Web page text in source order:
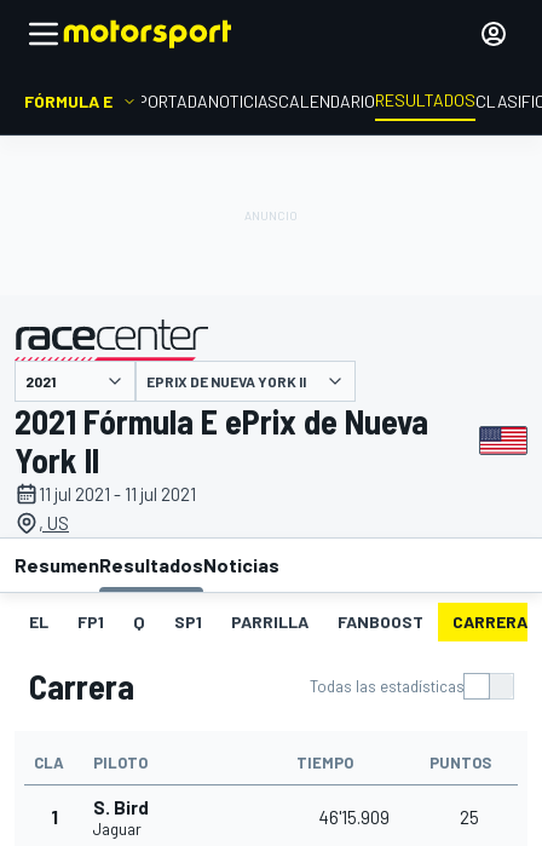
FÓRMULA E PORTADANOTICIASCALENDARIORESULTADOS
presentado por EPRIX DE NUEVA YORK II
2021 Fórmula E ePrix de Nueva
York II
11 jul 2021 - 11 jul 2021
, US
ResumenResultadosNoticias
EL FP1 Q SP1 PARRILLA FANBOOST CARRERA
Carrera Todas las estadísticas
CLA PILOTO TIEMPO PUNTOS
1 S. Bird
Jaguar
46'15.909 25